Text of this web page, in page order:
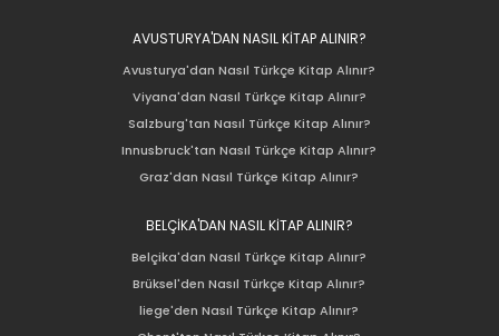
AVUSTURYA'DAN NASIL KİTAP ALINIR?
Avusturya'dan Nasıl Türkçe Kitap Alınır?
Viyana'dan Nasıl Türkçe Kitap Alınır?
Salzburg'tan Nasıl Türkçe Kitap Alınır?
Innusbruck'tan Nasıl Türkçe Kitap Alınır?
Graz'dan Nasıl Türkçe Kitap Alınır?
BELÇİKA'DAN NASIL KİTAP ALINIR?
Belçika'dan Nasıl Türkçe Kitap Alınır?
Brüksel'den Nasıl Türkçe Kitap Alınır?
liege'den Nasıl Türkçe Kitap Alınır?